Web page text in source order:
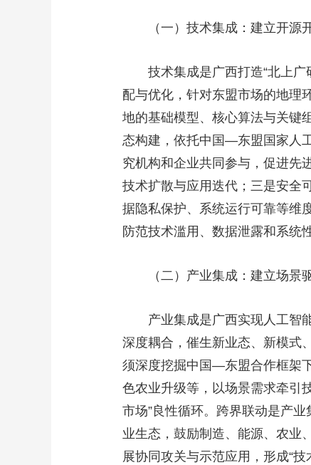
（一）技术集成：建立开源
技术集成是广西打造“北上
配与优化，针对东盟市场的地理
地的基础模型、核心算法与关键
态构建，依托中国—东盟国家人
究机构和企业共同参与，促进先
技术扩散与应用迭代；三是安全
据隐私保护、系统运行可靠等维
防范技术滥用、数据泄露和系统
（二）产业集成：建立场景
产业集成是广西实现人工智
深度耦合，催生新业态、新模式
须深度挖掘中国—东盟合作框架
色农业升级等，以场景需求牵引
市场”良性循环。跨界联动是产
业生态，鼓励制造、能源、农业
展协同攻关与示范应用，形成“